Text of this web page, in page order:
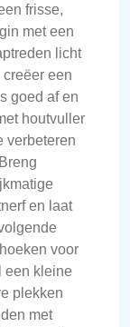
frisse,
met een
licht
een
goed af en
houtvuller
verbeteren
en laat
voor
een kleine
plekken
met